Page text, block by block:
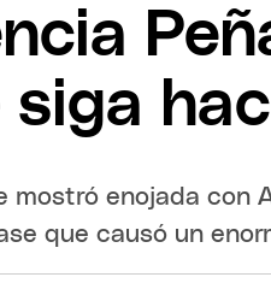
siga
mostró enojada con
que causó un